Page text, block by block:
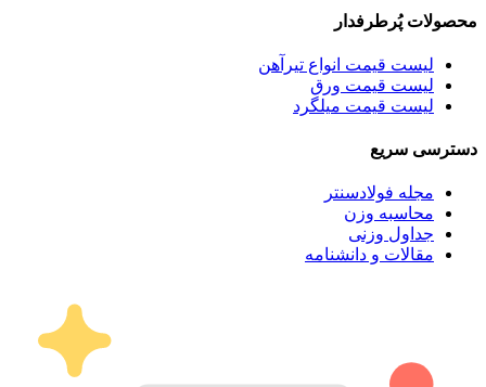
محصولات پُرطرفدار
لیست قیمت انواع تیرآهن
لیست قیمت ورق
لیست قیمت میلگرد
دسترسی سریع
مجله فولادسنتر
محاسبه وزن
جداول وزنی
مقالات و دانشنامه